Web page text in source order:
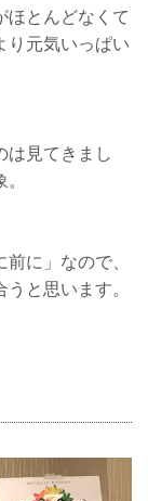
ほとんどなくて
り元気いっぱい
は見てきまし
に」なので、
と思います。